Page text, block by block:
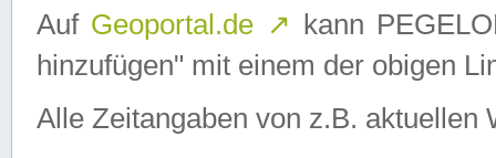
Auf Geoportal.de ↗ kann
hinzufügen" mit einem der obigen
Alle Zeitangaben von z.B. aktuellen